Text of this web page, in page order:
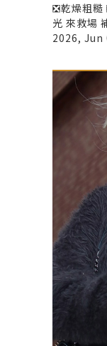
❎乾燥粗
光 來救場 補水、彈潤、光澤感一次到位 妝感
更細緻、素
2026, Jun